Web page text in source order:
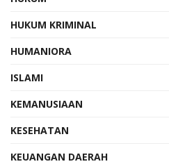
HUKUM KRIMINAL
HUMANIORA
ISLAMI
KEMANUSIAAN
KESEHATAN
KEUANGAN DAERAH